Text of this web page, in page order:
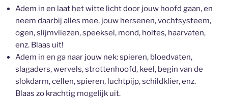
Adem in en laat het witte licht door jouw hoofd gaan, en
neem daarbij alles mee, jouw hersenen, vochtsysteem,
ogen, slijmvliezen, speeksel, mond, holtes, haarvaten,
enz. Blaas uit!
Adem in en ga naar jouw nek: spieren, bloedvaten,
slagaders, wervels, strottenhoofd, keel, begin van de
slokdarm, cellen, spieren, luchtpijp, schildklier, enz.
Blaas zo krachtig mogelijk uit.